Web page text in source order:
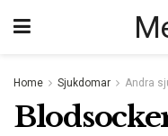
Home Sjukdomar Andra